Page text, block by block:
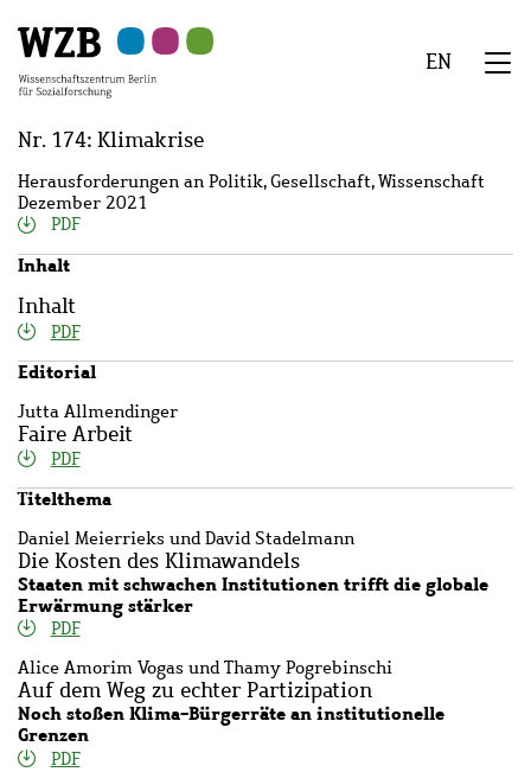
Hauptinhalt
springen
Navigation
springen
Suche
springen
Sekundärnavigation
springen
Fußzeile
springen
EN
Menü
Nr. 174: Klimakrise
Herausforderungen an Politik, Gesellschaft, Wissenschaft
Dezember 2021
PDF
Inhalt
Inhalt
PDF
Editorial
Jutta Allmendinger
Faire Arbeit
PDF
Titelthema
Daniel Meierrieks und David Stadelmann
Die Kosten des Klimawandels
Staaten mit schwachen Institutionen trifft die globale
Erwärmung stärker
PDF
Alice Amorim Vogas und Thamy Pogrebinschi
Auf dem Weg zu echter Partizipation
Noch stoßen Klima-Bürgerräte an institutionelle
Grenzen
PDF